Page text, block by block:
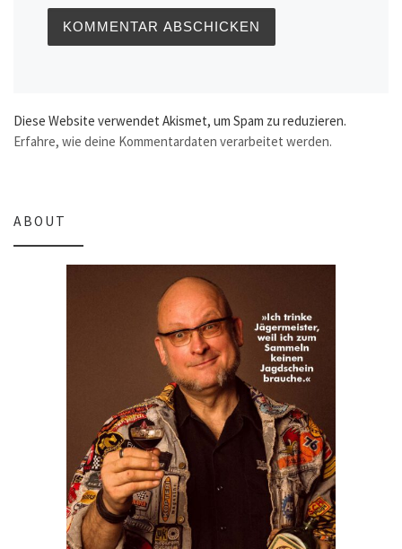
Diese Website verwendet Akismet, um Spam zu reduzieren.
Erfahre, wie deine Kommentardaten verarbeitet werden.
ABOUT